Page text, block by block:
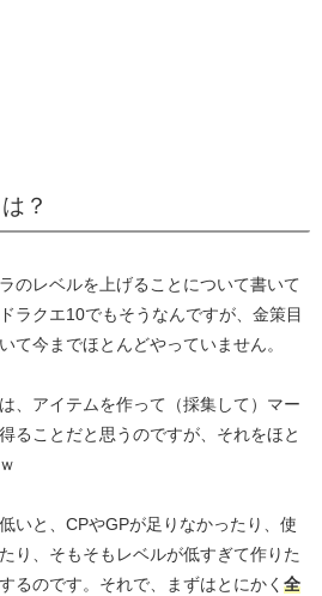
？
のレベルを上げることについて書いて
ラクエ10でもそうなんですが、金策目
て今までほとんどやっていません。
、アイテムを作って（採集して）マー
ることだと思うのですが、それをほと
いと、CPやGPが足りなかったり、使
り、そもそもレベルが低すぎて作りた
るのです。それで、まずはとにかく 全